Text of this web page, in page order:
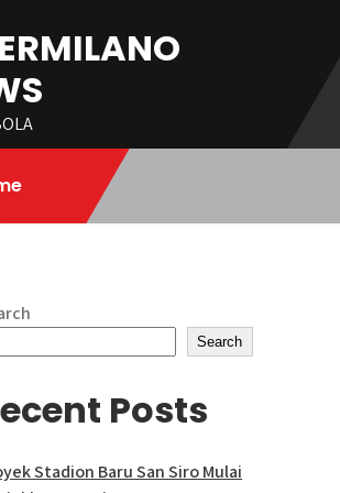
Search
Posts
Stadion Baru San Siro Mulai